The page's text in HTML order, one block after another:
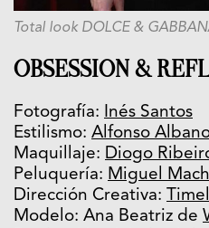
Total look DOLCE &
OBSESSION &
Fotografía: Inés Santos
Estilismo: Alfonso
Maquillaje: Diogo
Peluquería: Miguel
Dirección Creativa:
Modelo: Ana Beatriz de